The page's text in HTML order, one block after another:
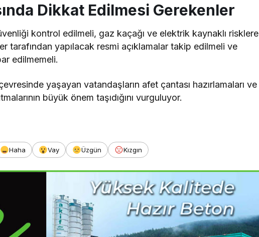
Dikkat Edilmesi Gerekenler
kontrol edilmeli, gaz kaçağı ve elektrik kaynaklı risklere
tarafından yapılacak resmi açıklamalar takip edilmeli ve
edilmemeli.
yaşayan vatandaşların afet çantası hazırlamaları ve
büyük önem taşıdığını vurguluyor.
Haha Vay Üzgün Kızgın